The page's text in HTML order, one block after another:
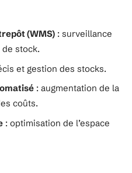
(WMS) : surveillance
stock.
et gestion des stocks.
: augmentation de la
coûts.
: optimisation de l’espace